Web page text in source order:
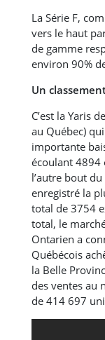
La Série F,
vers le haut
de gamme
environ 90%
Un
C’est la Yaris
au Québec)
importante
écoulant 4894
l’autre bout
enregistré la
total de 3754
total, le
Ontarien a
Québécois
la Belle
des ventes au
de 414 697